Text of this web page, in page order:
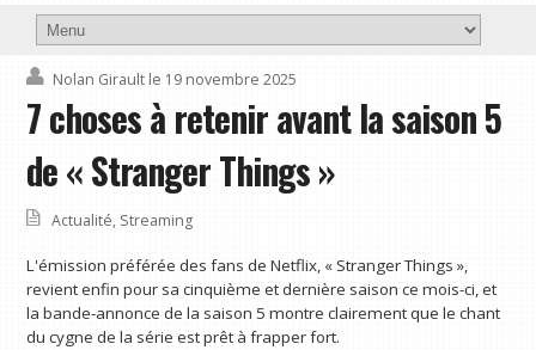
Nolan Girault le 19 novembre 2025
7 choses à retenir avant la saison 5
de « Stranger Things »
Actualité, Streaming
L'émission préférée des fans de Netflix, « Stranger Things »,
revient enfin pour sa cinquième et dernière saison ce mois-ci, et
la bande-annonce de la saison 5 montre clairement que le chant
du cygne de la série est prêt à frapper fort.